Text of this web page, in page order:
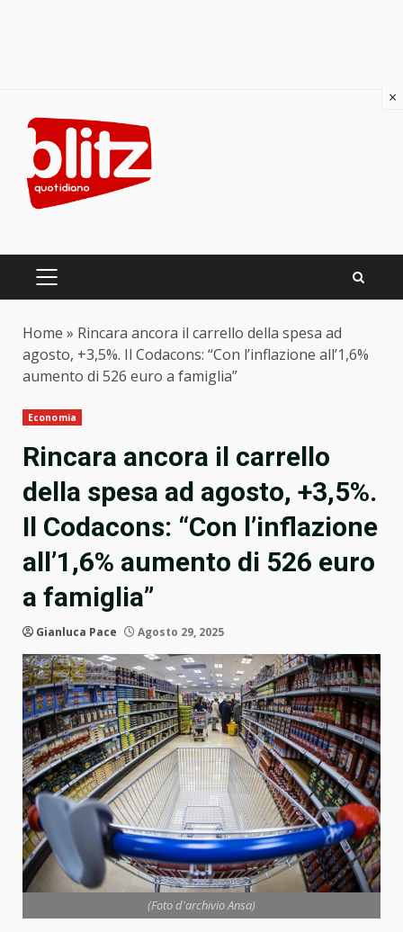
content
PRIMARY
Home » Rincara ancora il carrello della spesa ad
agosto, +3,5%. Il Codacons: “Con l’inflazione all’1,6%
aumento di 526 euro a famiglia”
Economia
Rincara ancora il carrello
della spesa ad agosto, +3,5%.
Il Codacons: “Con l’inflazione
all’1,6% aumento di 526 euro
a famiglia”
Gianluca Pace Agosto 29, 2025
(Foto d'archivio Ansa)
×